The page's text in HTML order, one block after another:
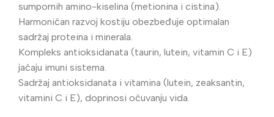
sumpornih amino-kiselina (metionina i cistina).
Harmoničan razvoj kostiju obezbeđuje optimalan
sadržaj proteina i minerala.
Kompleks antioksidanata (taurin, lutein, vitamin C i E)
jačaju imuni sistema.
Sadržaj antioksidanata i vitamina (lutein, zeaksantin,
vitamini C i E), doprinosi očuvanju vida.